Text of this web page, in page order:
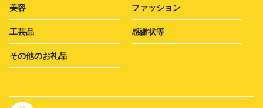
美容 ファッション
工芸品 感謝状等
その他のお礼品